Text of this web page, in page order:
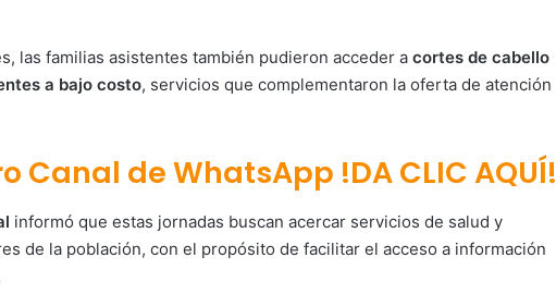
las familias asistentes también pudieron acceder a cortes de cabello
a bajo costo, servicios que complementaron la oferta de atención
Canal de WhatsApp !DA CLIC AQUÍ!
informó que estas jornadas buscan acercar servicios de salud y
de la población, con el propósito de facilitar el acceso a información